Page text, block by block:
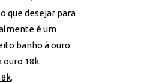
que desejar para
é um
banho à ouro
ouro 18k.
.